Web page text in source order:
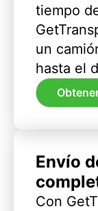
tiempo
un
hasta el
Envío
Con